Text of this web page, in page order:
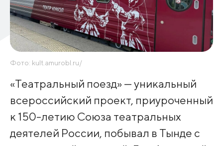
Фото: kult.amurobl.ru/
«Театральный поезд» — уникальный
всероссийский проект, приуроченный
к 150-летию Союза театральных
деятелей России, побывал в Тынде с